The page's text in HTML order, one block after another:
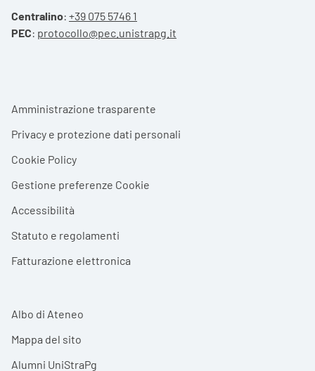
Centralino: +39 075 5746 1
PEC: protocollo@pec.unistrapg.it
Footer menu
Amministrazione trasparente
Privacy e protezione dati personali
Cookie Policy
Gestione preferenze Cookie
Accessibilità
Statuto e regolamenti
Fatturazione elettronica
Albo di Ateneo
Mappa del sito
Alumni UniStraPg